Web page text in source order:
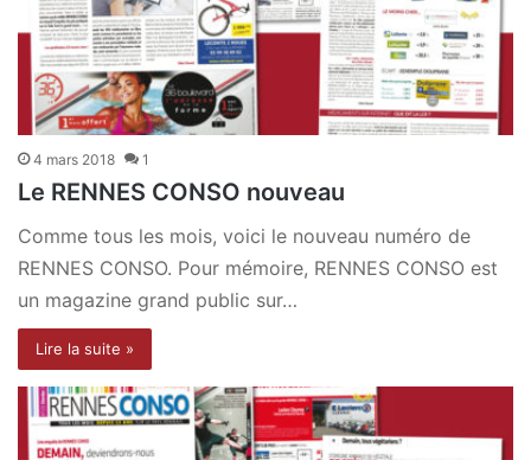
4 mars 2018 1
Le RENNES CONSO nouveau
Comme tous les mois, voici le nouveau numéro de
RENNES CONSO. Pour mémoire, RENNES CONSO est
un magazine grand public sur…
Lire la suite »